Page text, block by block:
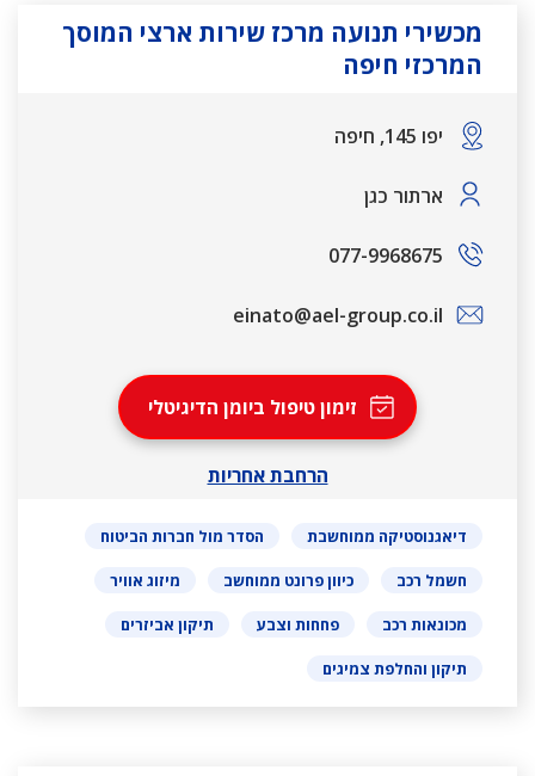
מכשירי תנועה מרכז שירות ארצי המוסך
המרכזי חיפה
יפו 145, חיפה
ארתור כגן
077-9968675
einato@ael-group.co.il
זימון טיפול ביומן הדיגיטלי
הרחבת אחריות
דיאגנוסטיקה ממוחשבת הסדר מול חברות הביטוח
חשמל רכב כיוון פרונט ממוחשב מיזוג אוויר
מכונאות רכב פחחות וצבע תיקון אביזרים
תיקון והחלפת צמיגים